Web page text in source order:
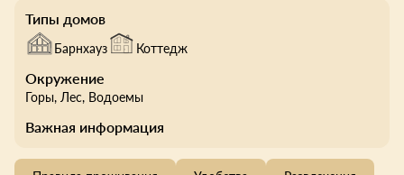
виды на горные хребты, густую тайгу и бурную
реку.
Гостям предлагаются стильные номера с Wi-Fi,
телевизором, сейфом, чайной станцией, феном и
всеми гигиеническими принадлежностями. Номера
зоной и эркером, а шале — собственной террасой,
Типы домов
Барнхауз Коттедж
Окружение
Горы, Лес, Водоемы
Важная информация